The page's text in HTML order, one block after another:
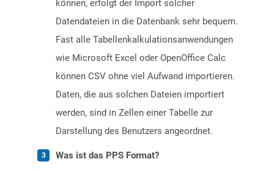
können, erfolgt der Import solcher
Datendateien in die Datenbank sehr bequem.
Fast alle Tabellenkalkulationsanwendungen
wie Microsoft Excel oder OpenOffice Calc
können CSV ohne viel Aufwand importieren.
Daten, die aus solchen Dateien importiert
werden, sind in Zellen einer Tabelle zur
Darstellung des Benutzers angeordnet.
Was ist das PPS Format?